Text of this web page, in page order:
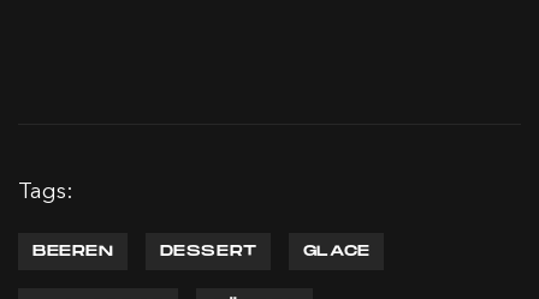
Tags:
BEEREN DESSERT GLACE